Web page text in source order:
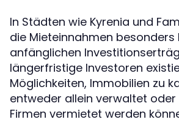
In Städten wie Kyrenia und
die Mieteinnahmen besonders
anfänglichen
längerfristige Investoren
Möglichkeiten, Immobilien zu
entweder allein verwaltet
Firmen vermietet werden